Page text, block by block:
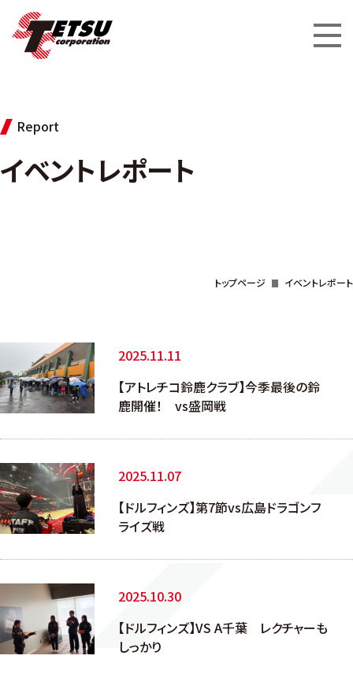
Report
イベントレポート
トップページ イベントレポート
2025.11.11
【アトレチコ鈴鹿クラブ】今季最後の鈴
鹿開催！ vs盛岡戦
2025.11.07
【ドルフィンズ】第7節vs広島ドラゴンフ
ライズ戦
2025.10.30
【ドルフィンズ】VS A千葉 レクチャーも
しっかり